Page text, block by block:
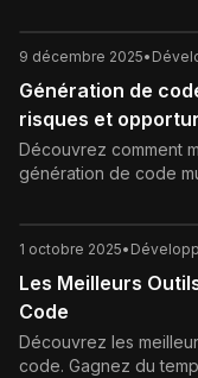
9 décembre 2025•
Génération de
risques et
développement
Découvrez comment
génération de code
équipes de
1 octobre 2025•
Les Meilleurs
Code
Découvrez les
code. Gagnez du